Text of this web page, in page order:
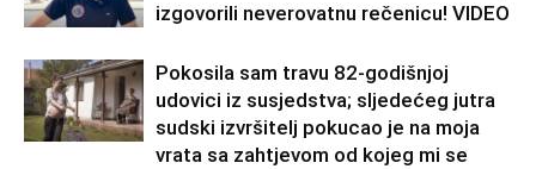
izgovorili neverovatnu rečenicu! VIDEO
Pokosila sam travu 82-godišnjoj
udovici iz susjedstva; sljedećeg jutra
sudski izvršitelj pokucao je na moja
vrata sa zahtjevom od kojeg mi se